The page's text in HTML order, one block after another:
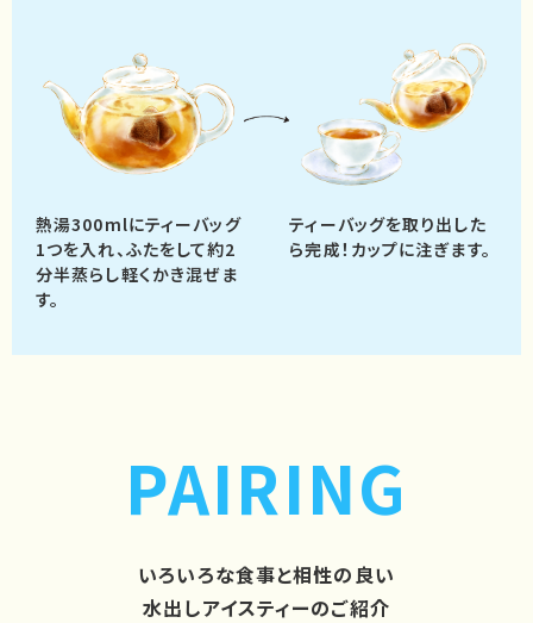
熱湯300mlにティーバッグ
1つを入れ、 ふたをして約2
分半蒸らし軽くかき混ぜま
す。
ティーバッグを取り出した
ら完成！ カップに注ぎます。
PAIRING
いろいろな食事と相性の良い
水出しアイスティーのご紹介